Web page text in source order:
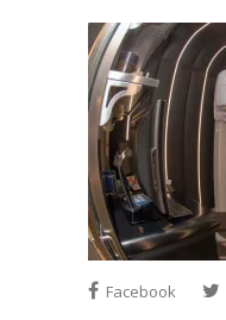
Facebook